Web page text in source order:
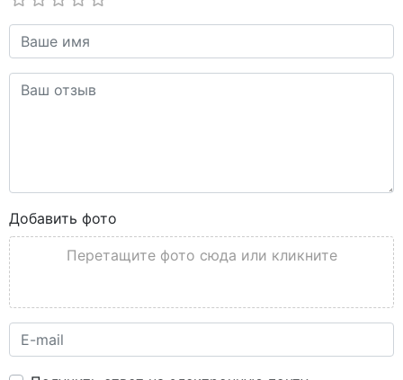
Добавить фото
Перетащите фото сюда или кликните